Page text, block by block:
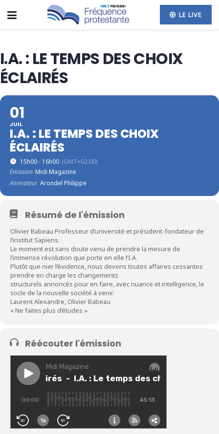
LE LIVE
I.A. : LE TEMPS DES CHOIX
ÉCLAIRÉS
01
JUIL
I.A. : LE TEMPS DES CHOIX
ÉCLAIRÉS
15h00 - 16h00 (GMT+02:00)
Émission Midi Magazine
Animateur Arondel Philippe
Résumé de l'émission
Olivier Babeau Professeur d’université et président-fondateur de
l’institut Sapiens.
Le moment est sans doute venu de prendre la mesure de
l’immense révolution que porte en elle l’I.A.
Plutôt que nier l’évidence, nous devons toutes affaires cessantes
prendre en charge les changements
structurels annoncés pour en faire, avec nuance et intelligence, le
socle de la nouvelle société à venir.
Laurent Alexandre, Olivier Babeau
« Ne faites plus d’études »
Réécouter l'émission